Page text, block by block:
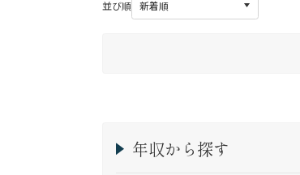
並び順
年収から探す